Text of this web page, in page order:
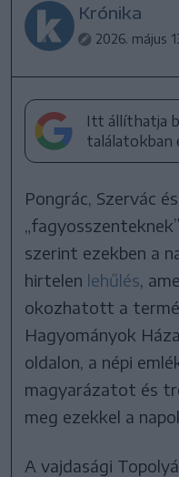
Krónika
2026. május
Itt állíthatja
találatokban
Pongrác, Szervác
szerint ezekben a
hirtelen lehűlés,
okozhatott a
Hagyományok Háza
oldalon, a népi
magyarázatot és
meg ezekkel a
A vajdasági